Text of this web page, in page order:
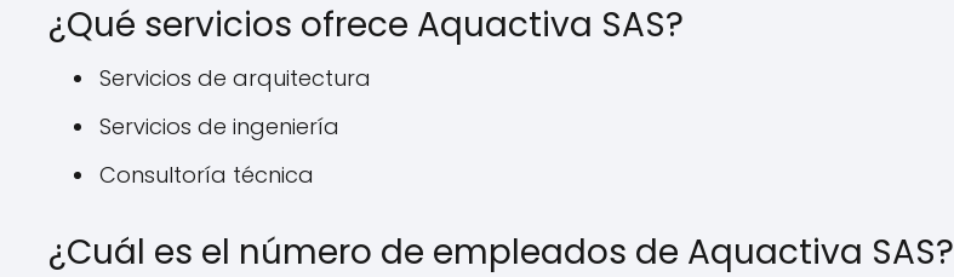
¿Qué servicios ofrece Aquactiva SAS?
Servicios de arquitectura
Servicios de ingeniería
Consultoría técnica
¿Cuál es el número de empleados de Aquactiva SAS?